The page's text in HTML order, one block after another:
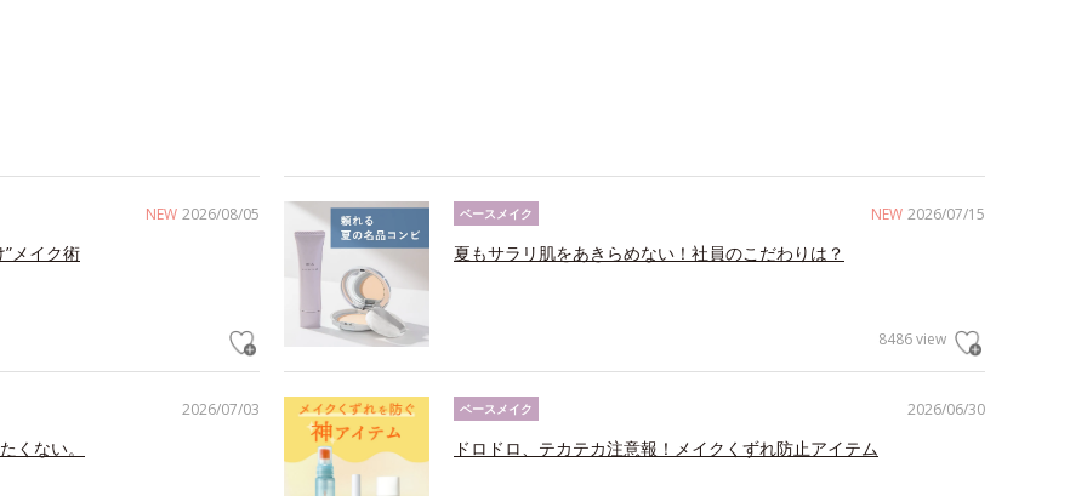
NEW 2026/08/05
メイク術
NEW 2026/07/15
ベースメイク
夏もサラリ肌をあきらめない！社員のこだわりは？
8486 view
2026/07/03
くない。
2026/06/30
ベースメイク
ドロドロ、テカテカ注意報！メイクくずれ防止アイテム